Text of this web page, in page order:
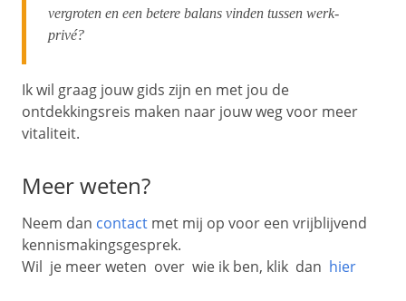
vergroten en een betere balans vinden tussen werk-
privé?
Ik wil graag jouw gids zijn en met jou de
ontdekkingsreis maken naar jouw weg voor meer
vitaliteit.
Meer weten?
Neem dan contact met mij op voor een vrijblijvend
kennismakingsgesprek.
Wil je meer weten over wie ik ben, klik dan hier